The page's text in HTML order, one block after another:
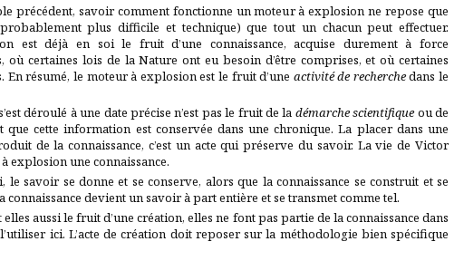
précédent, savoir comment fonctionne un moteur à explosion ne repose que
plus difficile et technique) que tout un chacun peut effectuer.
est déjà en soi le fruit d’une connaissance, acquise durement à force
où certaines lois de la Nature ont eu besoin d’être comprises, et où certaines
En résumé, le moteur à explosion est le fruit d’une activité de recherchedans le
déroulé à une date précise n’est pas le fruit de la démarche scientifiqueou de
que cette information est conservée dans une chronique. La placer dans une
de la connaissance, c’est un acte qui préserve du savoir. La vie de Victor
explosion une connaissance.
savoir se donne et se conserve, alors que la connaissance se construit et se
connaissance devient un savoir à part entière et se transmet comme tel.
aussi le fruit d’une création, elles ne font pas partie de la connaissance dans
ici. L’acte de création doit reposer sur la méthodologie bien spécifique